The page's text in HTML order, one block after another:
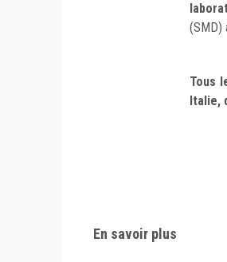
(SMD)
Tous
Italie,
En savoir plus